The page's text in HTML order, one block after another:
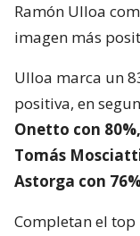
Ramón Ulloa
imagen más
Ulloa marca un
positiva, en
Onetto con
Tomás
Astorga con
Completan el top